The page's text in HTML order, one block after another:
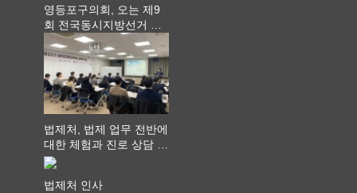
영등포구의회, 오는 제9
회 전국동시지방선거 ‧
"공직사회는 어느 때보다
공정하고 책임 있는 자세
를 지켜야 할 것"
법제처, 법제 업무 전반에
대한 체험과 진로 상담 기
회 제공
법제처 인사